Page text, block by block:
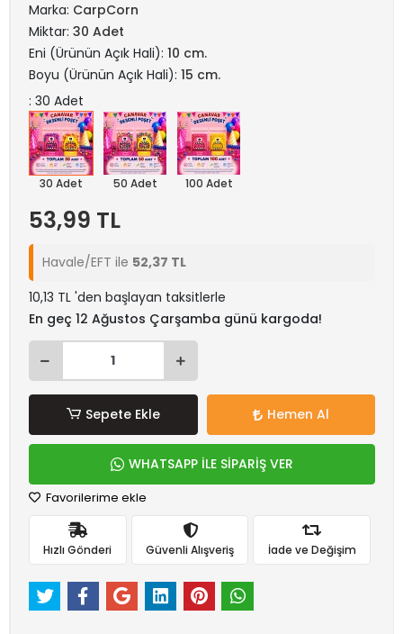
Marka: CarpCorn
Miktar: 30 Adet
Eni (Ürünün Açık Hali): 10 cm.
Boyu (Ürünün Açık Hali): 15 cm.
: 30 Adet
30 Adet 50 Adet 100 Adet
53,99 TL
Havale/EFT ile 52,37 TL
10,13 TL 'den başlayan taksitlerle
En geç 12 Ağustos Çarşamba günü kargoda!
Sepete Ekle Hemen Al
WHATSAPP İLE SİPARİŞ VER
Favorilerime ekle
Hızlı Gönderi Güvenli Alışveriş İade ve Değişim